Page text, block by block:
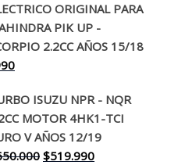
ORIGINAL PARA
PIK UP -
2.2CC AÑOS 15/18
El
actual
es:
$94.990.
ISUZU NPR - NQR
MOTOR 4HK1-TCI
V AÑOS 12/19
El
$519.990El